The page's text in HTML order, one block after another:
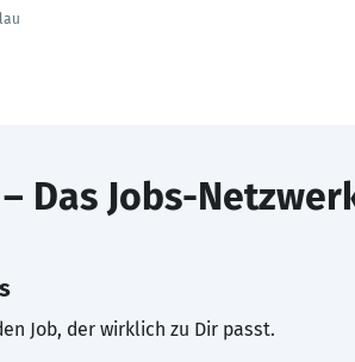
– Das Jobs-
Job, der wirklich zu Dir passt.